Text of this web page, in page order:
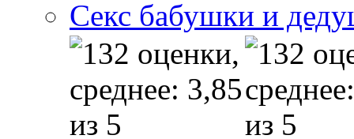
Секс бабушки и